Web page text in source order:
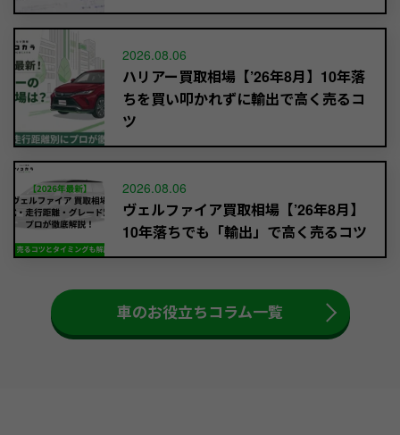
2026.08.06
ハリアー買取相場【’26年8月】10年落
ちを買い叩かれずに輸出で高く売るコ
ツ
2026.08.06
ヴェルファイア買取相場【’26年8月】
10年落ちでも「輸出」で高く売るコツ
車のお役立ちコラム一覧